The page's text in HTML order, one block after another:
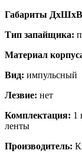
Габариты
Тип запайщика:
Материал
Вид: импульсный
Лезвие: нет
Комплектация: 1
ленты
Производитель: